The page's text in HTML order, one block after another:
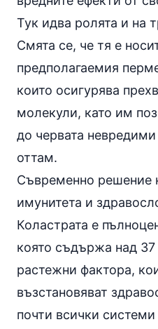
Тук идва ролята и на
Смята се, че тя е
предполагаемия
които осигурява
молекули, като им
до червата
оттам.
Съвременно решение
имунитета и
Коластрата е
която съдържа над
растежни фактора,
възстановяват
почти всички